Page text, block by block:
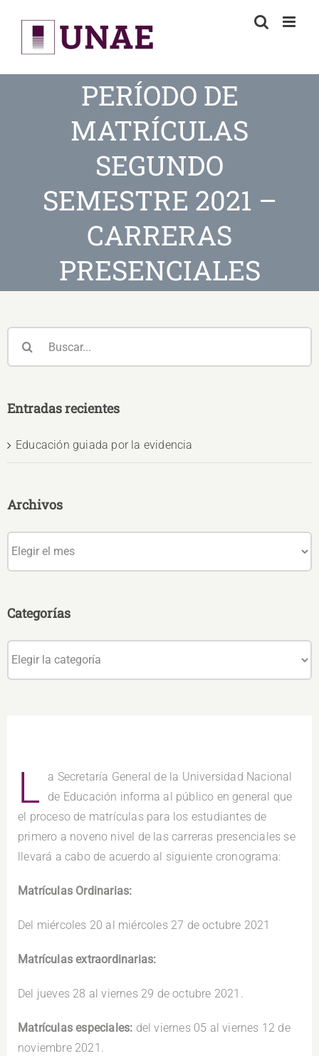
content
PERÍODO DE
MATRÍCULAS
SEGUNDO
SEMESTRE 2021 –
CARRERAS
PRESENCIALES
L
a Secretaría General de la Universidad Nacional
de Educación informa al público en general que
el proceso de matrículas para los estudiantes de
primero a noveno nivel de las carreras presenciales se
llevará a cabo de acuerdo al siguiente cronograma:
Matrículas Ordinarias:
Del miércoles 20 al miércoles 27 de octubre 2021
Matrículas extraordinarias:
Del jueves 28 al viernes 29 de octubre 2021.
Matrículas especiales: del viernes 05 al viernes 12 de
noviembre 2021.
Entradas recientes
Educación guiada por la evidencia
Archivos
Categorías